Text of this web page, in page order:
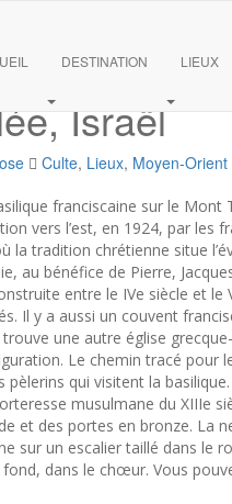
DESTINATION LIEUX
Israël
Culte, Lieux, Moyen-Orient
franciscaine sur le Mont
vers l’est, en 1924, par les
la tradition chrétienne situe
au bénéfice de Pierre,
entre le IVe siècle et le
Il y a aussi un couvent
une autre église
Le chemin tracé pour
qui visitent la
musulmane du XIIIe
et des portes en bronze. La
sur un escalier taillé dans le
dans le chœur. Vous